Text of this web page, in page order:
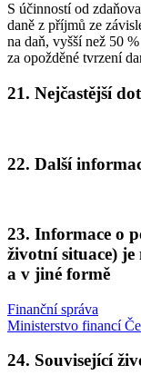
S účinností od
daně z příjmů ze
na daň, vyšší než 50
za opožděné tvrzení
21. Nejčastější
22. Další
23. Informace o
životní situace)
a v jiné formě
Finanční správa
Ministerstvo financí
24. Související